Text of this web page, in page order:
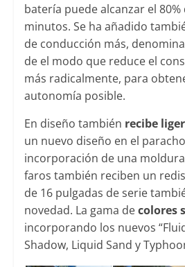
batería puede alcanzar el 80%
minutos. Se ha añadido
de conducción más,
de el modo que reduce el
más radicalmente, para
autonomía posible.
En diseño también recibe
un nuevo diseño en el
incorporación de una
faros también reciben un
de 16 pulgadas de serie
novedad. La gama decolores
incorporando los nuevos
Shadow, Liquid Sand y